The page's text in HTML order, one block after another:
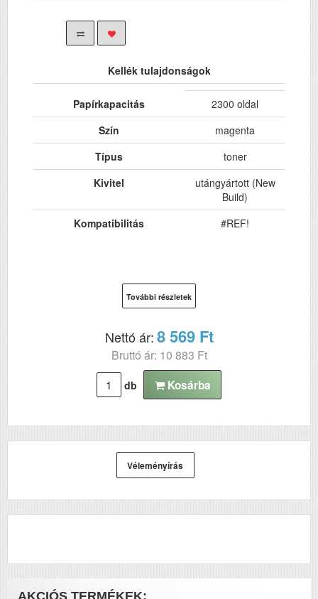
Kellék tulajdonságok
Papírkapacitás
2300 oldal
Szín
magenta
Típus
toner
Kivitel
utángyártott (New
Build)
Kompatibilitás
#REF!
További részletek
Nettó ár:8 569 Ft
Bruttó ár: 10 883 Ft
db Kosárba
Véleményírás
AKCIÓS TERMÉKEK: